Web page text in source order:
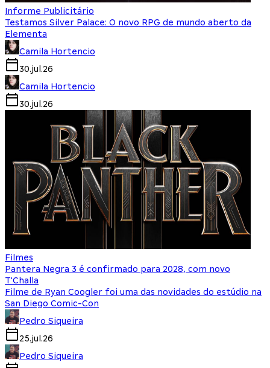
Informe Publicitário
Testamos Silver Palace: O novo RPG de mundo aberto da
Elementa
Camila Hortencio
30.jul.26
Camila Hortencio
30.jul.26
Filmes
Pantera Negra 3 é confirmado para 2028, com novo
T'Challa
Filme de Ryan Coogler foi uma das novidades do estúdio na
San Diego Comic-Con
Pedro Siqueira
25.jul.26
Pedro Siqueira